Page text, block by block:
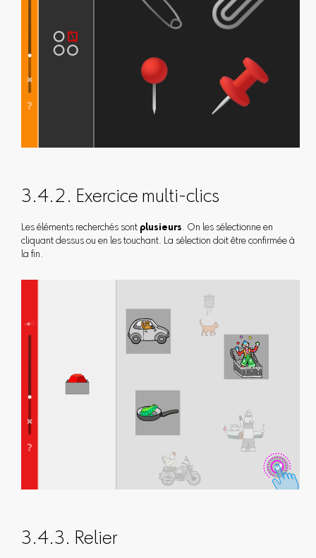
3.4.2. Exercice multi-clics
Les éléments recherchés sont plusieurs. On les sélectionne en
cliquant dessus ou en les touchant. La sélection doit être confirmée à
la fin.
3.4.3. Relier